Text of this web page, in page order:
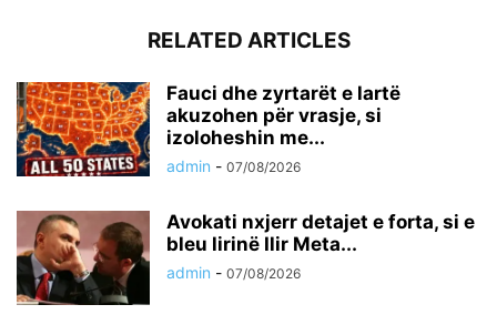
RELATED ARTICLES
Fauci dhe zyrtarët e lartë
akuzohen për vrasje, si
izoloheshin me...
admin - 07/08/2026
Avokati nxjerr detajet e forta, si e
bleu lirinë Ilir Meta...
admin - 07/08/2026